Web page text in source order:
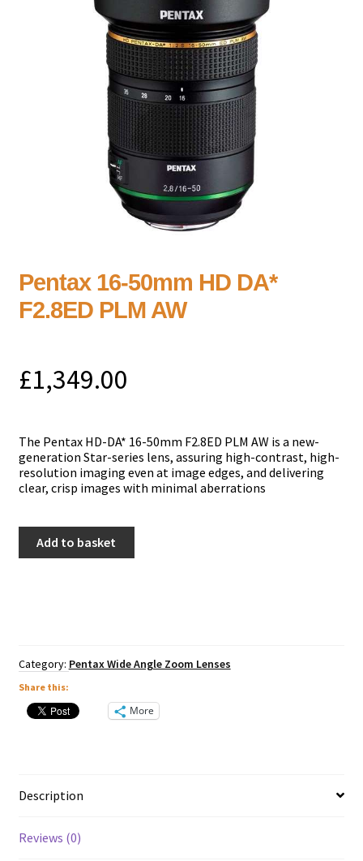
Pentax 16-50mm HD DA*
F2.8ED PLM AW
£1,349.00
The Pentax HD-DA* 16-50mm F2.8ED PLM AW is a new-
generation Star-series lens, assuring high-contrast, high-
resolution imaging even at image edges, and delivering
clear, crisp images with minimal aberrations
quantity
Add to basket
Category: Pentax Wide Angle Zoom Lenses
Share this:
More
Description
Reviews (0)